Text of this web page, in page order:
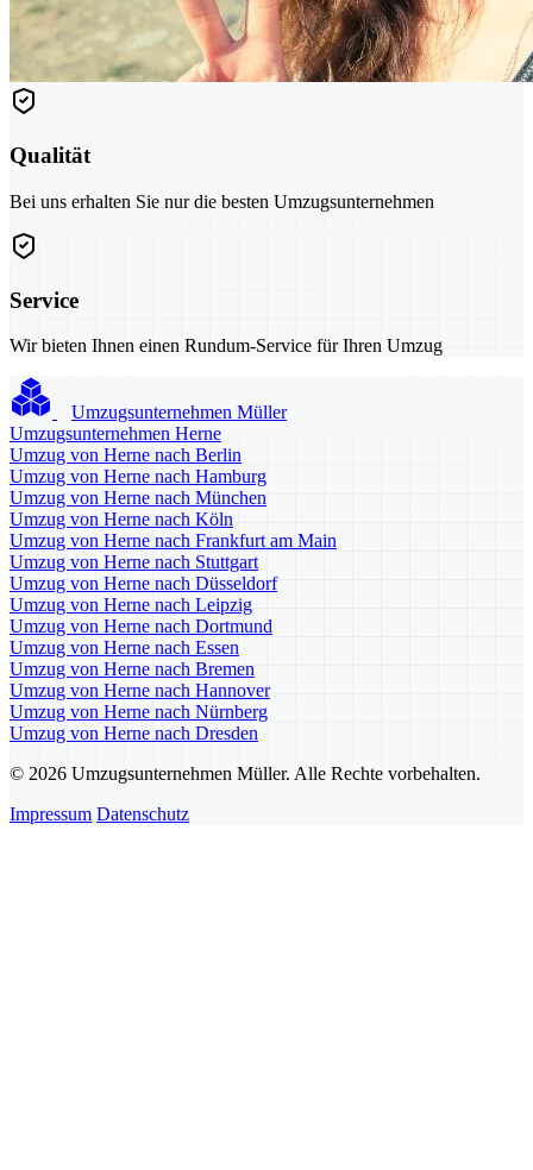
Qualität
Bei uns erhalten Sie nur die besten Umzugsunternehmen
Service
Wir bieten Ihnen einen Rundum-Service für Ihren Umzug
Umzugsunternehmen Müller
Umzugsunternehmen Herne
Umzug von Herne nach Berlin
Umzug von Herne nach Hamburg
Umzug von Herne nach München
Umzug von Herne nach Köln
Umzug von Herne nach Frankfurt am Main
Umzug von Herne nach Stuttgart
Umzug von Herne nach Düsseldorf
Umzug von Herne nach Leipzig
Umzug von Herne nach Dortmund
Umzug von Herne nach Essen
Umzug von Herne nach Bremen
Umzug von Herne nach Hannover
Umzug von Herne nach Nürnberg
Umzug von Herne nach Dresden
© 2026 Umzugsunternehmen Müller. Alle Rechte vorbehalten.
Impressum Datenschutz